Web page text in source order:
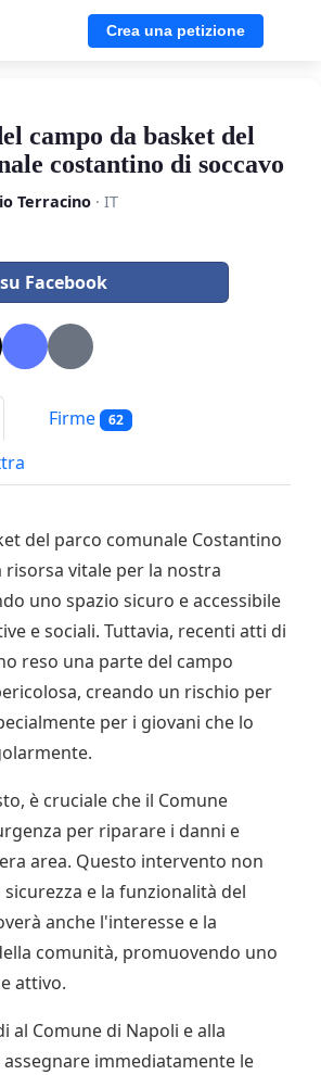
Crea una petizione
campo da basket del
costantino di soccavo
Terracino· IT
Facebook
Firme 62
del parco comunale Costantino
risorsa vitale per la nostra
uno spazio sicuro e accessibile
e sociali. Tuttavia, recenti atti di
reso una parte del campo
creando un rischio per
per i giovani che lo
è cruciale che il Comune
per riparare i danni e
area. Questo intervento non
e la funzionalità del
anche l'interesse e la
comunità, promuovendo uno
attivo.
al Comune di Napoli e alla
immediatamente le